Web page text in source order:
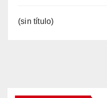
(sin título)